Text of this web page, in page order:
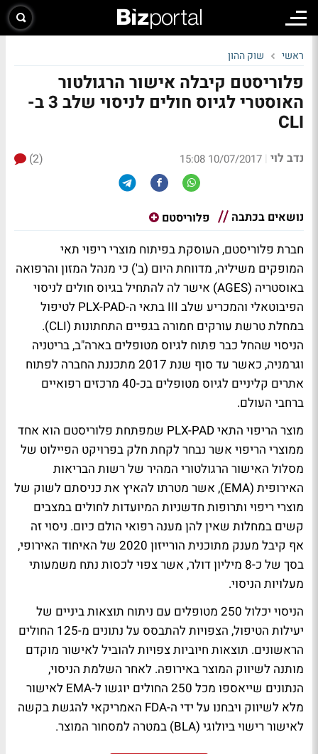
ראשי שוק ההון
פלוריסטם קיבלה אישור הרגולטור
האוסטרי לגיוס חולים לניסוי שלב 3 ב-
CLI
נדב לוי |
10/07/2017 15:08
(2)
נושאים בכתבה פלוריסטם
חברת פלוריסטם, העוסקת בפיתוח מוצרי ריפוי תאי
המופקים משיליה, מדווחת היום (ב') כי מנהל המזון והרפואה
באוסטריה (AGES) אישר לה להתחיל בגיוס חולים לניסוי
הפיבוטאלי והמכריע שלב III בתאי ה-PLX-PAD לטיפול
במחלת טרשת עורקים חמורה בגפיים התחתונות (CLI).
הניסוי שהחל כבר פתוח לגיוס מטופלים בארה"ב, בריטניה
וגרמניה, כאשר עד סוף שנת 2017 מתכננת החברה לפתוח
אתרים קליניים לגיוס מטופלים בכ-40 מרכזים רפואיים
ברחבי העולם.
מוצר הריפוי התאי PLX-PAD שמפתחת פלוריסטם הוא אחד
ממוצרי הריפוי אשר נבחר לקחת חלק בפרויקט הפיילוט של
מסלול האישור הרגולטורי המהיר של רשות הבריאות
האירופית (EMA), אשר מטרתו להאיץ את כניסתם לשוק של
מוצרי ריפוי ותרופות חדשניות המיועדות לחולים במצבים
קשים במחלות שאין להן מענה רפואי הולם כיום. ניסוי זה
אף קיבל מענק מתוכנית הורייזון 2020 של האיחוד האירופי,
בסך של כ-8 מיליון דולר, אשר צפוי לכסות נתח משמעותי
מעלויות הניסוי.
הניסוי יכלול 250 מטופלים עם ניתוח תוצאות ביניים של
יעילות הטיפול, הצפויות להתבסס על נתונים מ-125 החולים
הראשונים. תוצאות חיוביות צפויות להוביל לאישור מוקדם
מותנה לשיווק המוצר באירופה. לאחר השלמת הניסוי,
הנתונים שייאספו מכל 250 החולים יוגשו ל-EMA לאישור
מלא לשיווק ויבחנו על ידי ה-FDA האמריקאי להגשת בקשה
לאישור רישוי ביולוגי (BLA) במטרה למסחור המוצר.